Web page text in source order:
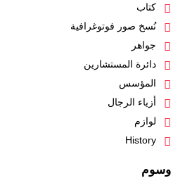
كتاب
نُسخ صور فوتوغرافية
جواهر
دائرة المستشارين
المؤسس
أزياء الرجال
لوازم
History
وسوم